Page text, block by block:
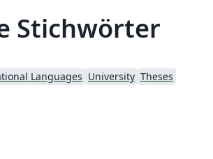
Stichwörter
Languages University Theses